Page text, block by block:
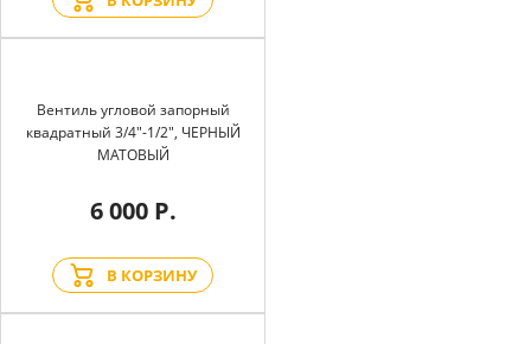
Вентиль угловой запорный
квадратный 3/4"-1/2", ЧЕРНЫЙ
МАТОВЫЙ
6 000 Р.
В КОРЗИНУ